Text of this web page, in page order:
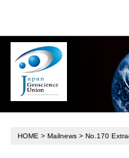
HOME > Mailnews > No.170